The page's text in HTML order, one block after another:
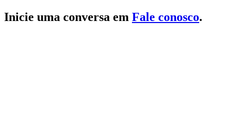
Inicie uma conversa em Fale conosco.